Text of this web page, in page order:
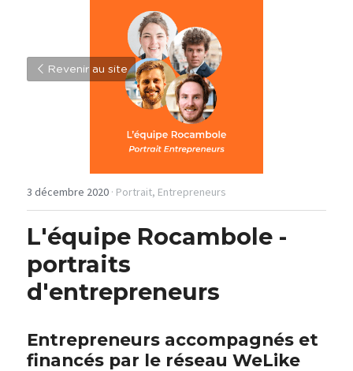
Revenir au site
3 décembre 2020 · Portrait, Entrepreneurs
L'équipe Rocambole -
portraits
d'entrepreneurs
Entrepreneurs accompagnés et
financés par le réseau WeLike